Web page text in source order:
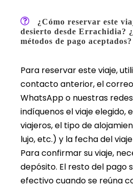
¿Cómo reservar este
desierto desde Errachidia?
métodos de pago aceptados?
Para reservar este viaje,
contacto anterior, el
WhatsApp o nuestras
indíquenos el viaje elegido,
viajeros, el tipo de
lujo, etc.) y la fecha del
Para confirmar su viaje,
depósito. El resto del pago
efectivo cuando se reúna